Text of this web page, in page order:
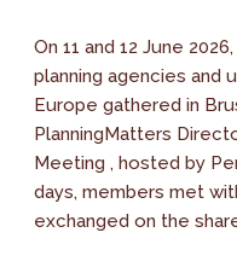
On 11 and 12 June
planning agencies and
Europe gathered in
PlanningMatters
Meeting , hosted by
days, members met
exchanged on the